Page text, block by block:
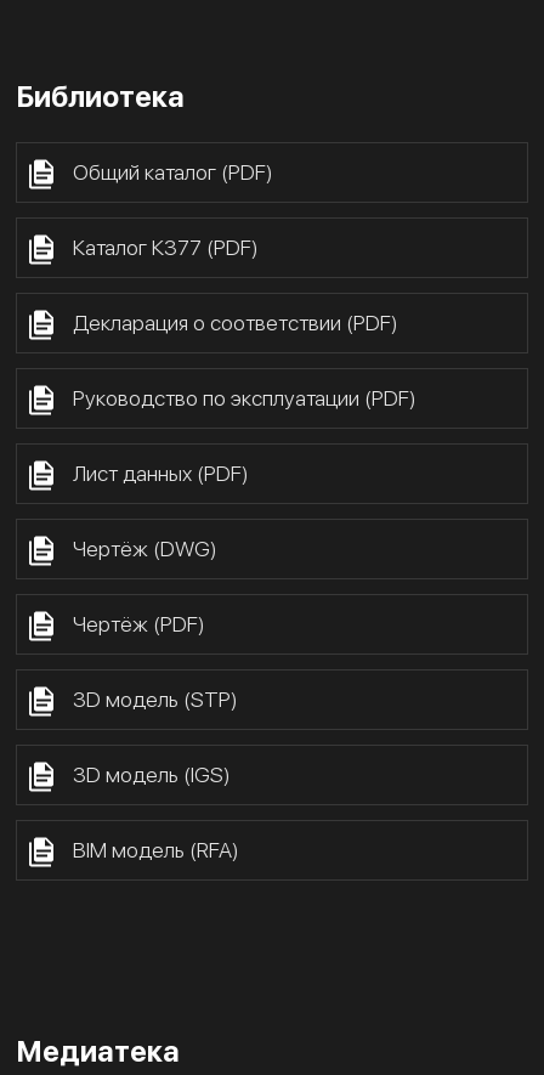
Библиотека
Общий каталог (PDF)
Каталог К377 (PDF)
Декларация о соответствии (PDF)
Руководство по эксплуатации (PDF)
Лист данных (PDF)
Чертёж (DWG)
Чертёж (PDF)
3D модель (STP)
3D модель (IGS)
BIM модель (RFA)
Медиатека